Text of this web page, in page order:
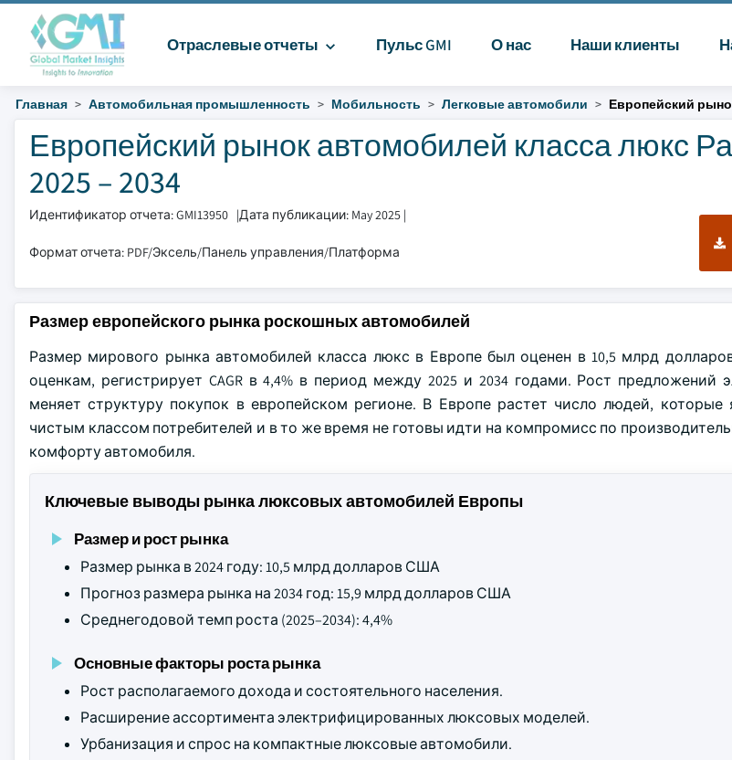
Отраслевые отчеты Пульс GMI О нас Наши клиенты
Главная Автомобильная промышленность Мобильность Легковые автомобили Европейский
Европейский рынок автомобилей класса люкс
2025 – 2034
Идентификатор отчета: GMI13950 |Дата публикации: May 2025 |
Формат отчета: PDF/Эксель/Панель управления/Платформа
Размер европейского рынка роскошных автомобилей
Размер мирового рынка автомобилей класса люкс в Европе был оценен в 10,5 млрд
оценкам, регистрирует CAGR в 4,4% в период между 2025 и 2034 годами. Рост предложений
меняет структуру покупок в европейском регионе. В Европе растет число людей, которые
чистым классом потребителей и в то же время не готовы идти на компромисс по
комфорту автомобиля.
Ключевые выводы рынка люксовых автомобилей Европы
Размер и рост рынка
Размер рынка в 2024 году: 10,5 млрд долларов США
Прогноз размера рынка на 2034 год: 15,9 млрд долларов США
Среднегодовой темп роста (2025–2034): 4,4%
Основные факторы роста рынка
Рост располагаемого дохода и состоятельного населения.
Расширение ассортимента электрифицированных люксовых моделей.
Урбанизация и спрос на компактные люксовые автомобили.